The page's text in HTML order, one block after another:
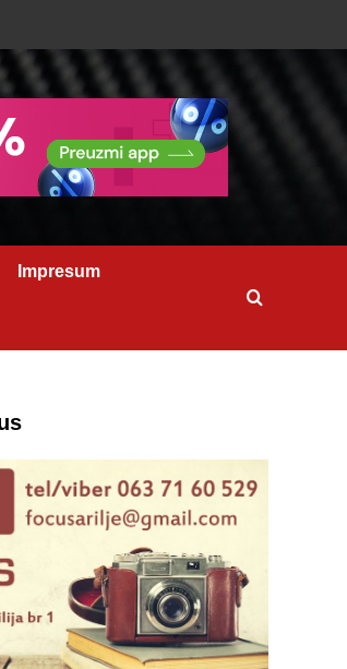
Impresum